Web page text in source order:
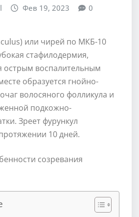
Фев 19, 2023 0
или чирей по МКБ-10
стафилодермия,
острым воспалительным
образуется гнойно-
волосяного фолликула и
подкожно-
Зреет фурункул
10 дней.